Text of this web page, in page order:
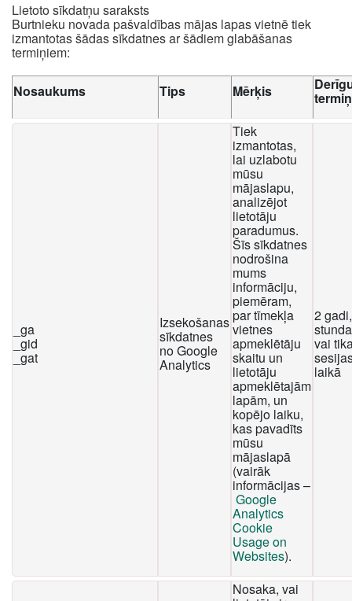
Lietoto sīkdatņu saraksts
Burtnieku novada pašvaldības mājas lapas vietnē tiek
izmantotas šādas sīkdatnes ar šādiem glabāšanas
termiņiem:
Nosaukums Tips Mērķis
_ga
_gid
_gat
Izsekošanas
sīkdatnes
no Google
Analytics
Tiek
izmantotas,
lai uzlabotu
mūsu
mājaslapu,
analizējot
lietotāju
paradumus.
Šīs sīkdatnes
nodrošina
mums
informāciju,
piemēram,
par tīmekļa
vietnes
apmeklētāju
skaitu un
lietotāju
apmeklētajām
lapām, un
kopējo laiku,
kas pavadīts
mūsu
mājaslapā
(vairāk
informācijas –
Google
Analytics
Cookie
Usage on
Websites).
2
vai
laikā
Nosaka, vai